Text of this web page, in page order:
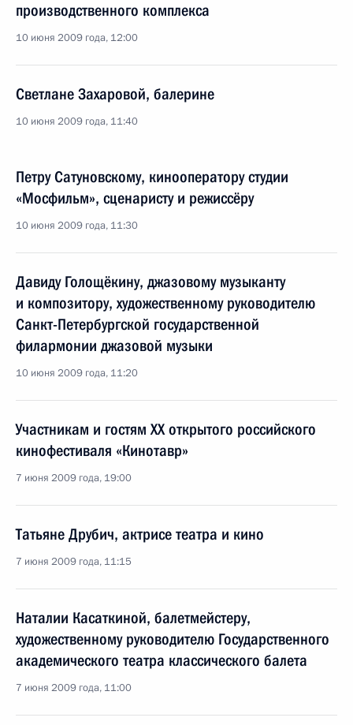
производственного комплекса
10 июня 2009 года, 12:00
Светлане Захаровой, балерине
10 июня 2009 года, 11:40
Петру Сатуновскому, кинооператору студии
«Мосфильм», сценаристу и режиссёру
10 июня 2009 года, 11:30
Давиду Голощёкину, джазовому музыканту
и композитору, художественному руководителю
Санкт-Петербургской государственной
филармонии джазовой музыки
10 июня 2009 года, 11:20
Участникам и гостям ХХ открытого российского
кинофестиваля «Кинотавр»
7 июня 2009 года, 19:00
Татьяне Друбич, актрисе театра и кино
7 июня 2009 года, 11:15
Наталии Касаткиной, балетмейстеру,
художественному руководителю Государственного
академического театра классического балета
7 июня 2009 года, 11:00